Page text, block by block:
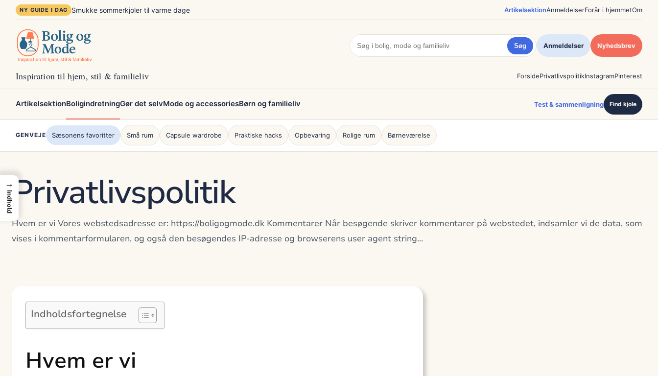
Spring
indhold
NY GUIDE I DAG Smukke sommerkjoler til varme dage ArtikelsektionAnmeldelserForår i hjemmetOm
Søg Anmeldelser Nyhedsbrev
Inspiration til hjem, stil & familieliv ForsidePrivatlivspolitikInstagramPinterest
ArtikelsektionBoligindretningGør det selvMode og accessoriesBørn og familieliv Test & sammenligning Find kjole
GENVEJE Sæsonens favoritter Små rum Capsule wardrobe Praktiske hacks Opbevaring Rolige rum Børneværelse
Privatlivspolitik
Hvem er vi Vores webstedsadresse er: https://boligogmode.dk Kommentarer Når besøgende skriver kommentarer på webstedet, indsamler vi de data, som
vises i kommentarformularen, og også den besøgendes IP-adresse og browserens user agent string…
Indholdsfortegnelse
Hvem er vi
→
Indhold